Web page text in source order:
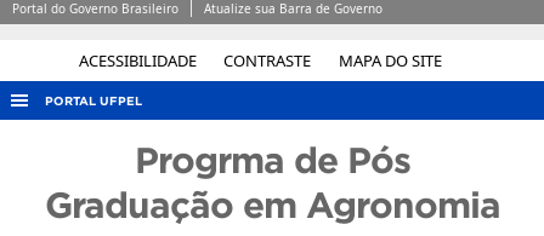
ACESSIBILIDADE CONTRASTE MAPA DO SITE
Portal do Governo Brasileiro Atualize sua Barra de Governo
PORTAL UFPEL
Progrma de Pós
Graduação em Agronomia